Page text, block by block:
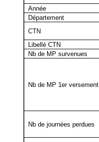
Année
Département
CTN
Libellé CTN
Nb de MP survenues
Nb de MP 1er versement
Nb de journées perdues